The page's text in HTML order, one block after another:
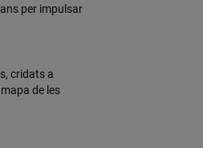
per impulsar
cridats a
de les